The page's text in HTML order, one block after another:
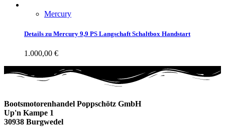
Mercury
Details zu Mercury 9,9 PS Langschaft Schaltbox Handstart
1.000,00 €
Bootsmotorenhandel Poppschötz GmbH
Up'n Kampe 1
30938 Burgwedel